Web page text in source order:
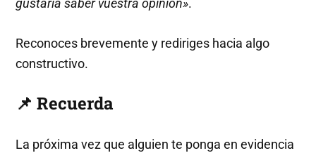
gustaría saber vuestra opinión».
Reconoces brevemente y rediriges hacia algo
constructivo.
📌 Recuerda
La próxima vez que alguien te ponga en evidencia